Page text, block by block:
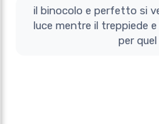
il binocolo e perfetto si vede anche con pochissima
luce mentre il treppiede
per